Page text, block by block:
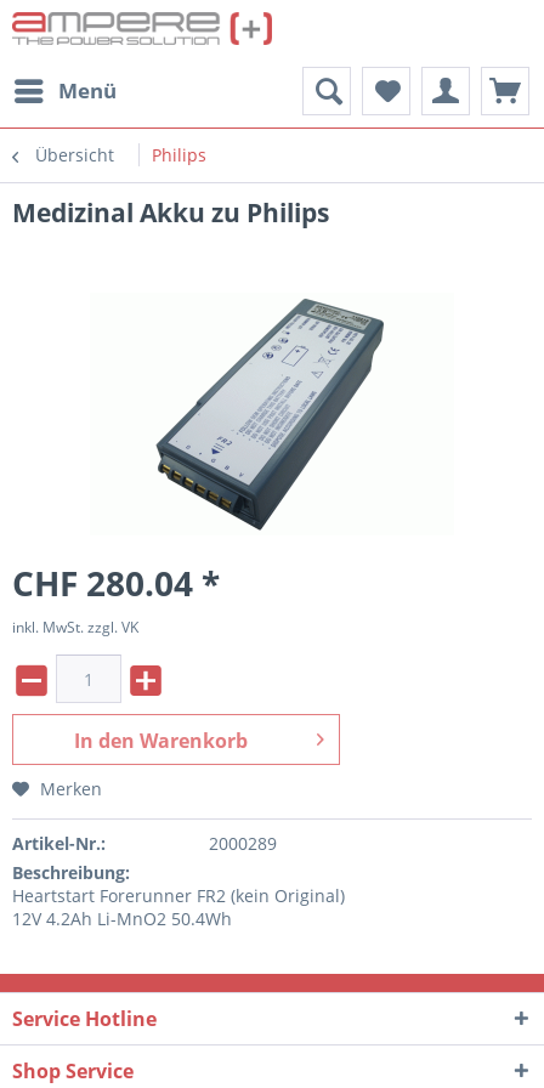
Menü
Übersicht Philips
Medizinal Akku zu Philips
CHF 280.04 *
inkl. MwSt. zzgl. VK
In den Warenkorb
Merken
Artikel-Nr.:
2000289
Beschreibung:
Heartstart Forerunner FR2 (kein Original)
12V 4.2Ah Li-MnO2 50.4Wh
Service Hotline
Shop Service